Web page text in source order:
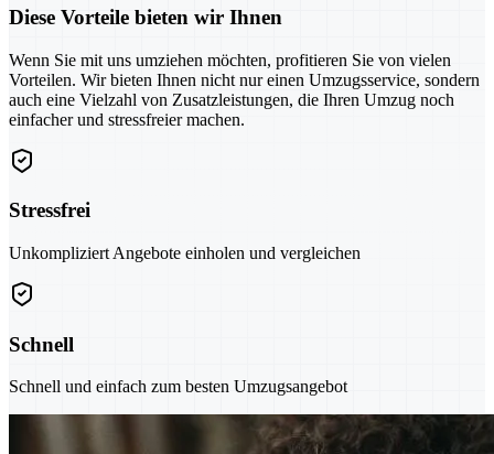
Diese Vorteile bieten wir Ihnen
Wenn Sie mit uns umziehen möchten, profitieren Sie von vielen
Vorteilen. Wir bieten Ihnen nicht nur einen Umzugsservice, sondern
auch eine Vielzahl von Zusatzleistungen, die Ihren Umzug noch
einfacher und stressfreier machen.
Stressfrei
Unkompliziert Angebote einholen und vergleichen
Schnell
Schnell und einfach zum besten Umzugsangebot